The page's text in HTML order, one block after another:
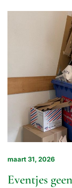
maart 31, 2026
Eventjes